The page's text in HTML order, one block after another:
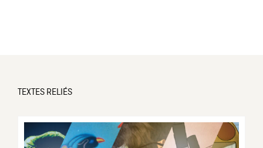
TEXTES RELIÉS